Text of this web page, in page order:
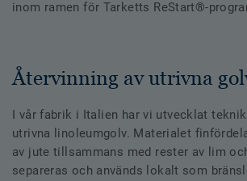
inom ramen för Tarketts ReStart®-
Återvinning av utrivna
I vår fabrik i Italien har vi utvecklat
utrivna linoleumgolv. Materialet
av jute tillsammans med rester av lim
separeras och används lokalt som